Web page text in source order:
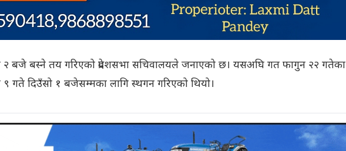
२ बजे बस्ने तय गरिएको प्रदेशसभा सचिवालयले जनाएको छ। यसअघि गत फागुन २२ गतेका
गते दिउँसो १ बजेसम्मका लागि स्थगन गरिएको थियो।